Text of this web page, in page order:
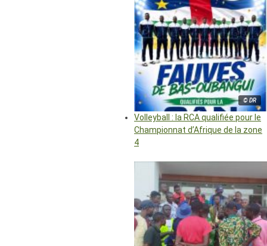
© DR
Volleyball : la RCA qualifiée pour le
Championnat d’Afrique de la zone
4